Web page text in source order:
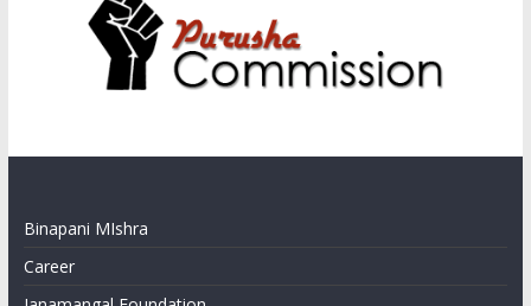
Binapani MIshra
Career